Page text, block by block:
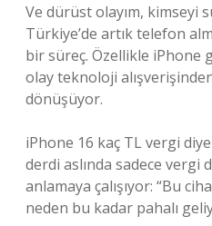
Ve dürüst olayım, kimseyi
Türkiye’de artık telefon
bir süreç. Özellikle iPhone
olay teknoloji
dönüşüyor.
iPhone 16 kaç TL vergi
derdi aslında sadece vergi
anlamaya çalışıyor: “Bu
neden bu kadar pahalı